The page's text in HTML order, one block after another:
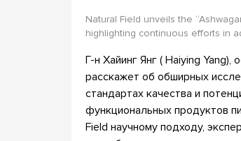
Natural Field unveils the
highlighting continuous efforts in
Г-н Хайинг Янг ( Haiying
расскажет об обширных
стандартах качества и
функциональных продуктов
Field научному подходу,